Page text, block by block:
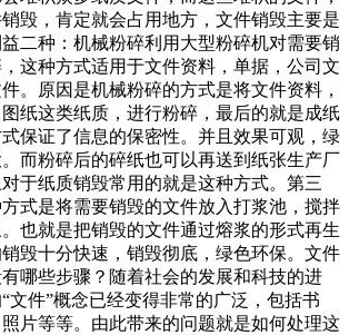
毁，肯定就会占用地方，文件销毁主要是
二种：机械粉碎利用大型粉碎机对需要销
这种方式适用于文件资料，单据，公司文
。原因是机械粉碎的方式是将文件资料，
纸这类纸质，进行粉碎，最后的就是成纸
保证了信息的保密性。并且效果可观，绿
而粉碎后的碎纸也可以再送到纸张生产厂
于纸质销毁常用的就是这种方式。第三
式是将需要销毁的文件放入打浆池，搅拌
也就是把销毁的文件通过熔浆的形式再生
毁十分快速，销毁彻底，绿色环保。文件
哪些步骤？随着社会的发展和科技的进
文件”概念已经变得非常的广泛，包括书
片等等。由此带来的问题就是如何处理这